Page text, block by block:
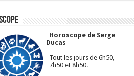
Horoscope de Serge
Ducas
Tout les jours de 6h50,
7h50 et 8h50.